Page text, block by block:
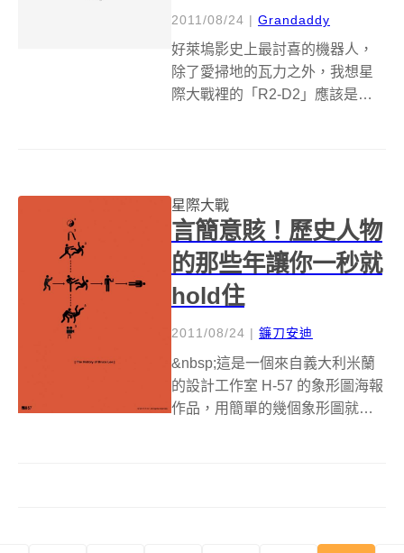
2011/08/24 | Grandaddy
好萊塢影史上最討喜的機器人，
除了愛掃地的瓦力之外，我想星
際大戰裡的「R2-D2」應該是討
數量之多已經不勝枚舉，...
星際大戰
言簡意賅！歷史人物
的那些年讓你一秒就
hold住
2011/08/24 | 鐮刀安迪
&nbsp;這是一個來自義大利米蘭
的設計工作室 H-57 的象形圖海報
作品，用簡單的幾個象形圖就可